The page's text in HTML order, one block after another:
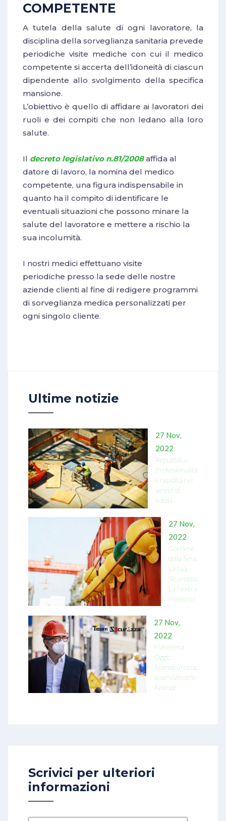
COMPETENTE
A tutela della salute di ogni lavoratore, la
disciplina della sorveglianza sanitaria prevede
periodiche visite mediche con cui il medico
competente si accerta dell’idoneità di ciascun
dipendente allo svolgimento della specifica
mansione.
L’obiettivo è quello di affidare ai lavoratori dei
ruoli e dei compiti che non ledano alla loro
salute.
Il decreto legislativo n.81/2008affida al
datore di lavoro, la nomina del medico
competente, una figura indispensabile in
quanto ha il compito di identificare le
eventuali situazioni che possono minare la
salute del lavoratore e mettere a rischio la
sua incolumità.
I nostri medici effettuano visite
periodiche presso la sede delle nostre
aziende clienti al fine di redigere programmi
di sorveglianza medica personalizzati per
ogni singolo cliente.
Ultime notizie
27 Nov,
2022
Repubblica.
Professionalità
e rapidità nei
servizi di
tutela
27 Nov,
2022
Corriere
della Sera.
La tua
Sicurezza:
La Nostra
Missione!
27 Nov,
2022
Maremma
Oggi:
Teamsicurezza,
al servizio delle
Aziende
Scrivici per ulteriori
informazioni